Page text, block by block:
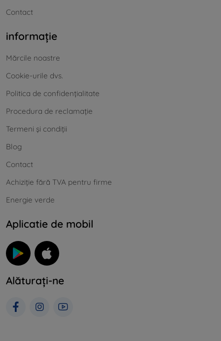
Contact
informație
Mărcile noastre
Cookie-urile dvs.
Politica de confidențialitate
Procedura de reclamație
Termeni și condiții
Blog
Contact
Achiziție fără TVA pentru firme
Energie verde
Aplicatie de mobil
Alăturați-ne